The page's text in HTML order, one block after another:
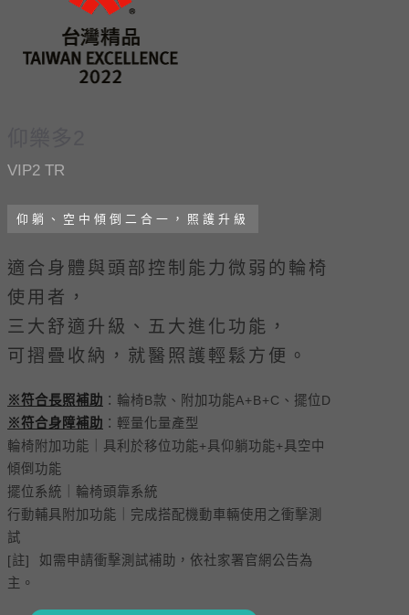
VIP2 TR
仰躺、空中傾倒二合一，照護升級
適合身體與頭部控制能力微弱的輪椅
使用者，
三大舒適升級、五大進化功能，
可摺疊收納，就醫照護輕鬆方便。
※符合長照補助 ：輪椅B款、附加功能A+B+C、擺位D
※符合身障補助 ：輕量化量產型
輪椅附加功能｜具利於移位功能+具仰躺功能+具空中
傾倒功能
擺位系統｜輪椅頭靠系統
行動輔具附加功能｜完成搭配機動車輛使用之衝擊測
試
[註] 如需申請衝擊測試補助，依社家署官網公告為
主。